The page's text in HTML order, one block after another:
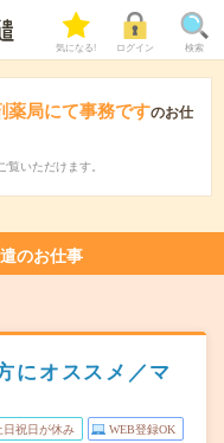
気になる! ログイン 検索
薬局にて事務ですのお仕
覧いただけます。
のお仕事
にオススメ／マ
日祝日が休み WEB登録OK